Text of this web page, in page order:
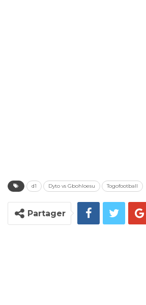
d1 Dyto vs Gbohloesu Togofootball
Partager